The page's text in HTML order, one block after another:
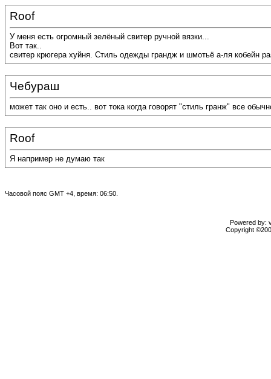
Roof
У меня есть огромный зелёный свитер ручной вязки...
Вот так..
свитер крюгера хуйня. Стиль одежды грандж и шмотьё а-ля кобейн
Чебураш
может так оно и есть.. вот тока когда говорят "стиль гранж" все
Roof
Я например не думаю так
Часовой пояс GMT +4, время: 06:50.
Powered by:
Copyright